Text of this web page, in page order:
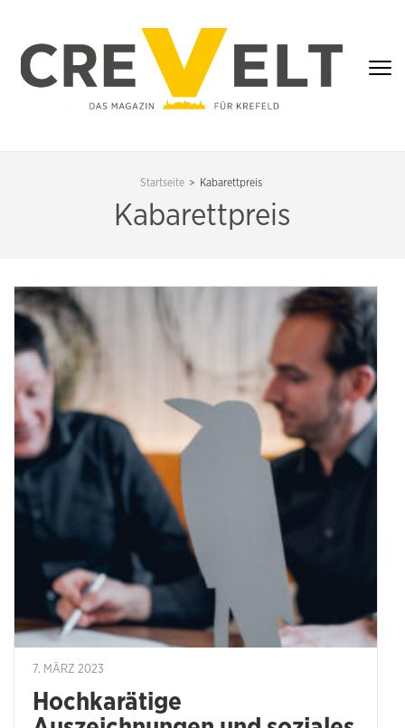
springen
(Enter
KREFELD
Startseite > Kabarettpreis
Kabarettpreis
7. MÄRZ 2023
Hochkarätige